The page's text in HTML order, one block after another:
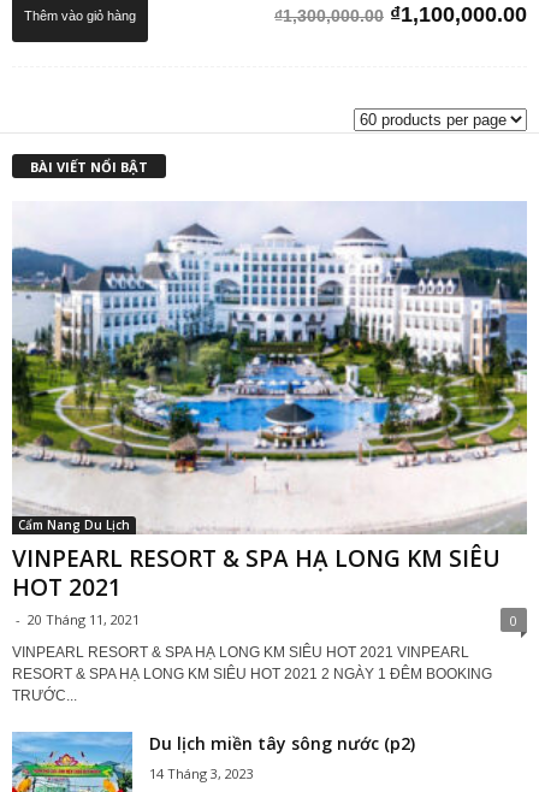
₫1,300,000.00 Giá
₫1,100,000.00
Thêm vào giỏ hàng
BÀI VIẾT NỔI BẬT
Cẩm Nang Du Lịch
VINPEARL RESORT & SPA HẠ LONG KM SIÊU
HOT 2021
- 20 Tháng 11, 2021 0
VINPEARL RESORT & SPA HẠ LONG KM SIÊU HOT 2021 VINPEARL
RESORT & SPA HẠ LONG KM SIÊU HOT 2021 2 NGÀY 1 ĐÊM BOOKING
TRƯỚC...
Du lịch miền tây sông nước (p2)
14 Tháng 3, 2023